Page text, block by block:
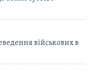
військових в